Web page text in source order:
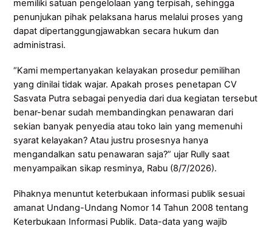
memiliki satuan pengelolaan yang terpisah, sehingga
penunjukan pihak pelaksana harus melalui proses yang
dapat dipertanggungjawabkan secara hukum dan
administrasi.
“Kami mempertanyakan kelayakan prosedur pemilihan
yang dinilai tidak wajar. Apakah proses penetapan CV
Sasvata Putra sebagai penyedia dari dua kegiatan tersebut
benar-benar sudah membandingkan penawaran dari
sekian banyak penyedia atau toko lain yang memenuhi
syarat kelayakan? Atau justru prosesnya hanya
mengandalkan satu penawaran saja?” ujar Rully saat
menyampaikan sikap resminya, Rabu (8/7/2026).
Pihaknya menuntut keterbukaan informasi publik sesuai
amanat Undang-Undang Nomor 14 Tahun 2008 tentang
Keterbukaan Informasi Publik. Data-data yang wajib